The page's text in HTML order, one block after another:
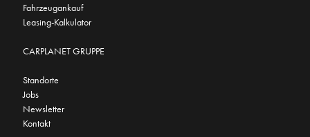
Fahrzeugankauf
Leasing-Kalkulator
CARPLANET GRUPPE
Standorte
Jobs
Newsletter
Kontakt